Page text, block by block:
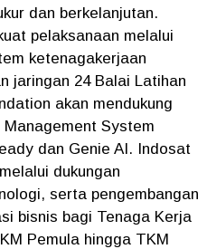
dan berkelanjutan.
pelaksanaan melalui
ketenagakerjaan
jaringan 24 Balai Latihan
akan mendukung
System
dan Genie AI. Indosat
dukungan
serta pengembangan
bisnis bagi Tenaga Kerja
Pemula hingga TKM